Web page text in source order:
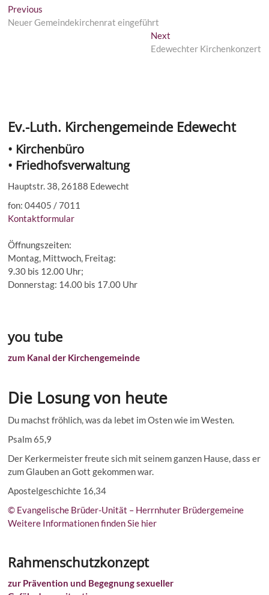
Beitragsnavigation
Previous
post:
Neuer Gemeindekirchenrat eingeführt
NextNext
post:
Edewechter Kirchenkonzert
Ev.-Luth. Kirchengemeinde Edewecht
• Kirchenbüro
• Friedhofsverwaltung
Hauptstr. 38, 26188 Edewecht
fon: 04405 / 7011
Kontaktformular
Öffnungszeiten:
Montag, Mittwoch, Freitag:
9.30 bis 12.00 Uhr;
Donnerstag: 14.00 bis 17.00 Uhr
you tube
zum Kanal der Kirchengemeinde
Die Losung von heute
Du machst fröhlich, was da lebet im Osten wie im Westen.
Psalm 65,9
Der Kerkermeister freute sich mit seinem ganzen Hause, dass er
zum Glauben an Gott gekommen war.
Apostelgeschichte 16,34
© Evangelische Brüder-Unität – Herrnhuter Brüdergemeine
Weitere Informationen finden Sie hier
Rahmenschutzkonzept
zur Prävention und Begegnung sexueller